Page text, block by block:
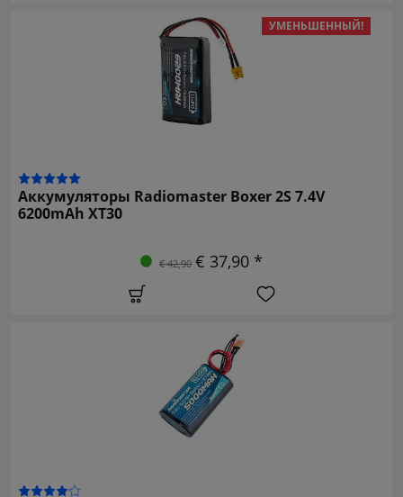
УМЕНЬШЕННЫЙ!
Аккумуляторы Radiomaster Boxer 2S 7.4V
6200mAh XT30
€ 42,90 € 37,90 *